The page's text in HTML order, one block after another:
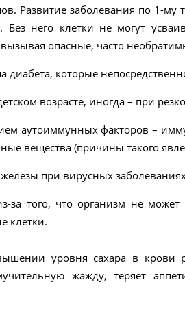
Развитие заболевания по 1-
Без него клетки не могут
опасные, часто
диабета, которые
возрасте, иногда – при
аутоиммунных факторов –
вещества (причины такого
при вирусных заболеваниях
за того, что организм не
клетки.
уровня сахара в крови
жажду, теряет